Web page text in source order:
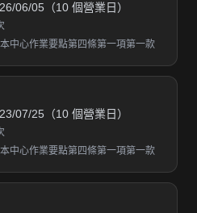
06/05（10 個營業日）
中心作業要點第四條第一項第一款
07/25（10 個營業日）
中心作業要點第四條第一項第一款